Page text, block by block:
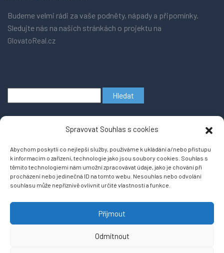
Spravovat Souhlas s cookies
Abychom poskytli co nejlepší služby, používáme k ukládání a/nebo přístupu
k informacím o zařízení, technologie jako jsou soubory cookies. Souhlas s
těmito technologiemi nám umožní zpracovávat údaje, jako je chování při
procházení nebo jedinečná ID na tomto webu. Nesouhlas nebo odvolání
souhlasu může nepříznivě ovlivnit určité vlastnosti a funkce.
Příjmout
Odmítnout
Budeme velmi rádi za vaše podněty, nápady a připomínky.
Sledujte nás na našich stránkách o projektu na
GlovatoReal.cz
Copyright © 2026Projekt RKNabidky se přesunul na nový portál
powered by